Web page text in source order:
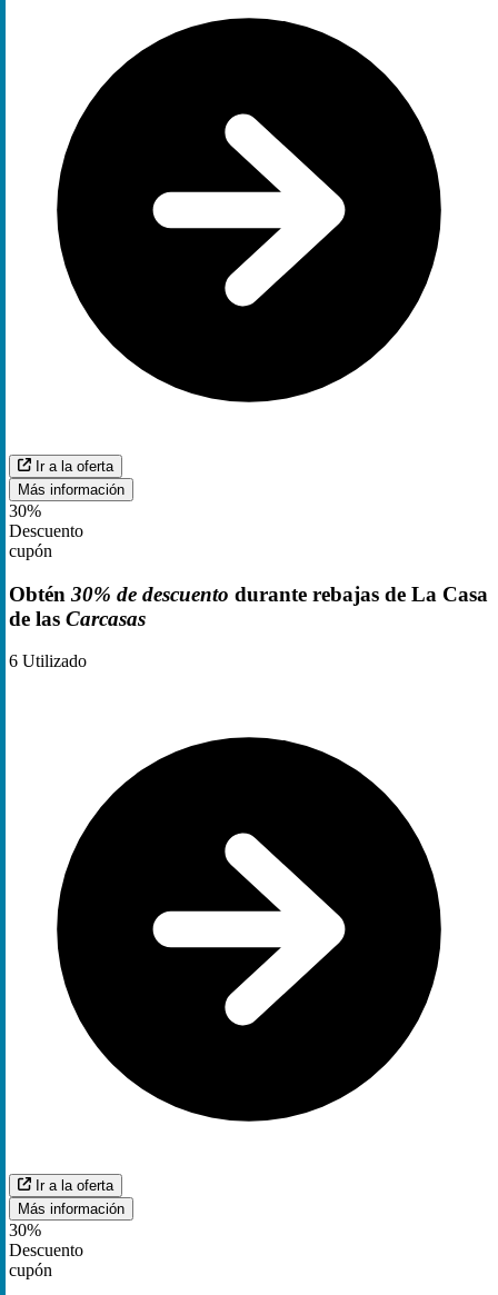
Ir a la oferta
Más información
30%
Descuento
cupón
Obtén 30% de descuento durante rebajas de La Casa
de las Carcasas
6 Utilizado
Ir a la oferta
Más información
30%
Descuento
cupón